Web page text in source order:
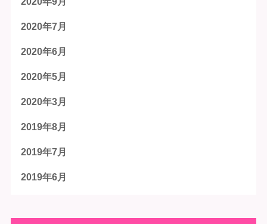
2020年7月
2020年6月
2020年5月
2020年3月
2019年8月
2019年7月
2019年6月